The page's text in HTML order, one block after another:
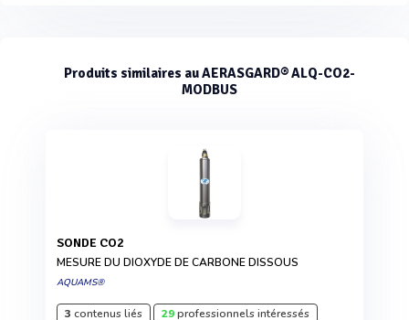
Produits similaires au AERASGARD® ALQ-CO2-
MODBUS
SONDE CO2
MESURE DU DIOXYDE DE CARBONE DISSOUS
AQUAMS®
3 contenus liés 29professionnels intéressés